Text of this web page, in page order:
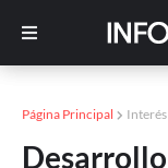
Página Principal